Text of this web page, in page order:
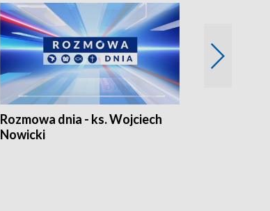
Rozmowa dnia - ks. Wojciech
Nowicki